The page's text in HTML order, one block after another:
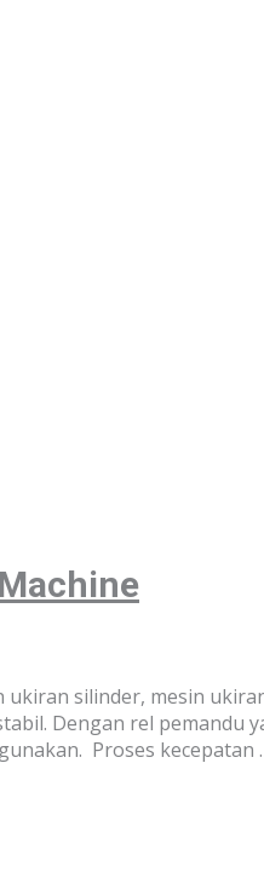
ukiran silinder, mesin
Dengan rel pemandu
Proses kecepatan